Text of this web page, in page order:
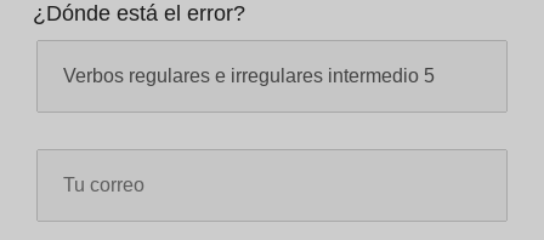
¿Dónde está el error?